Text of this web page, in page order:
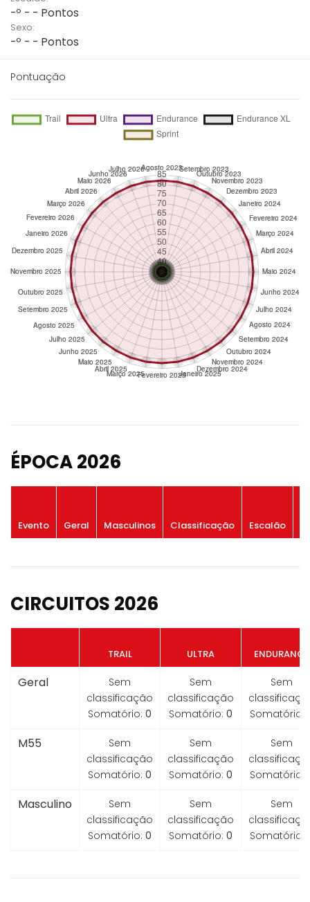
-º - - Pontos
Sexo:
-º - - Pontos
Pontuação
ÉPOCA 2026
Evento Geral Masculinos Classificação Escalão
CIRCUITOS 2026
TRAIL ULTRA ENDURANCE
Geral
Sem
classificação
Somatório: 0
Sem
classificação
Somatório: 0
Sem
Somatório:
M55
Sem
classificação
Somatório: 0
Sem
classificação
Somatório: 0
Sem
Somatório:
Masculino
Sem
classificação
Somatório: 0
Sem
classificação
Somatório: 0
Sem
Somatório: